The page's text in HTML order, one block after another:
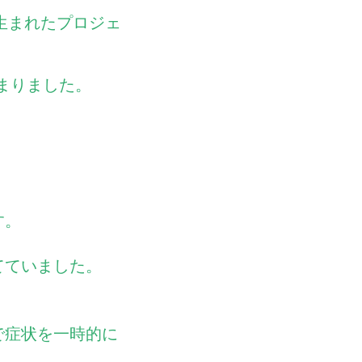
まれたプロジェ
ました。
いました。
状を一時的に